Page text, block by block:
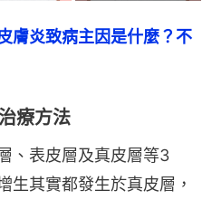
膚炎致病主因是什麼？不
療方法
、表皮層及真皮層等3
生其實都發生於真皮層，